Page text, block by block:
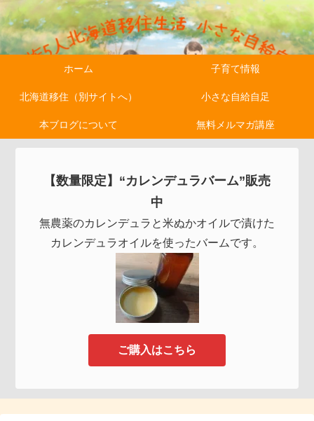
ホーム 子育て情報
北海道移住（別サイトへ） 小さな自給自足
本ブログについて 無料メルマガ講座
【数量限定】“カレンデュラバーム”販売
中
無農薬のカレンデュラと米ぬかオイルで漬けた
カレンデュラオイルを使ったバームです。
ご購入はこちら